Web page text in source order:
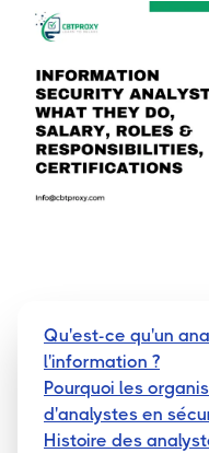
Qu'est-ce qu'un
l'information ?
Pourquoi les
d'analystes en
Histoire des